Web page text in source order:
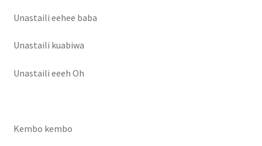
cabinet gestion hopital
Caligula
demande de pub
formulaire des stagiaires
Unastaili eehee baba
Unastaili kuabiwa
Unastaili eeeh Oh
Kembo kembo